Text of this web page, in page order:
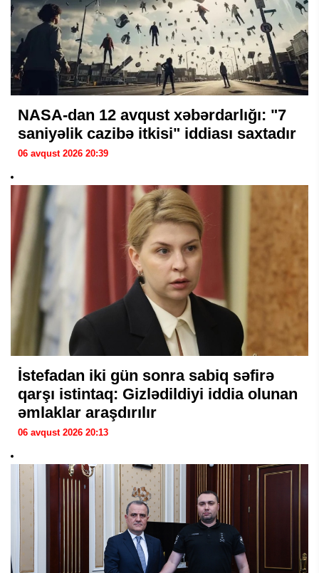
NASA-dan 12 avqust xəbərdarlığı: "7
saniyəlik cazibə itkisi" iddiası saxtadır
06 avqust 2026 20:39
İstefadan iki gün sonra sabiq səfirə
qarşı istintaq: Gizlədildiyi iddia olunan
əmlaklar araşdırılır
06 avqust 2026 20:13